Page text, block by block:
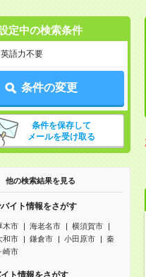
定中の検索条件
語力不要
条件の変更
条件を保存して
メールを受け取る
他の検索結果を見る
イト情報をさがす
木市 海老名市
横須賀市
和市 鎌倉市 小田原市
秦
崎市
ト情報をさがす